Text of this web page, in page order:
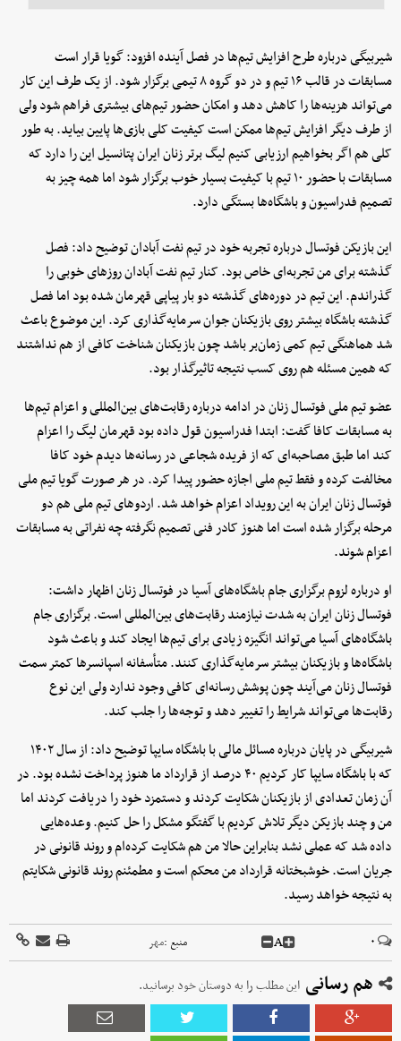
شیربیگی درباره طرح افزایش تیم‌ها در فصل آینده افزود: گویا قرار است
مسابقات در قالب ۱۶ تیم و در دو گروه ۸ تیمی برگزار شود. از یک طرف این کار
می‌تواند هزینه‌ها را کاهش دهد و امکان حضور تیم‌های بیشتری فراهم شود ولی
از طرف دیگر افزایش تیم‌ها ممکن است کیفیت کلی بازی‌ها پایین بیاید. به طور
کلی هم اگر بخواهیم ارزیابی کنیم لیگ برتر زنان ایران پتانسیل این را دارد که
مسابقات با حضور ۱۰ تیم با کیفیت بسیار خوب برگزار شود اما همه چیز به
تصمیم فدراسیون و باشگاه‌ها بستگی دارد.
این بازیکن فوتسال درباره تجربه خود در تیم نفت آبادان توضیح داد: فصل
گذشته برای من تجربه‌ای خاص بود. کنار تیم نفت آبادان روزهای خوبی را
گذراندم. این تیم در دوره‌های گذشته دو بار پیاپی قهرمان شده بود اما فصل
گذشته باشگاه بیشتر روی بازیکنان جوان سرمایه‌گذاری کرد. این موضوع باعث
شد هماهنگی تیم کمی زمان‌بر باشد چون بازیکنان شناخت کافی از هم نداشتند
که همین مسئله هم روی کسب نتیجه تاثیرگذار بود.
عضو تیم ملی فوتسال زنان در ادامه درباره رقابت‌های بین‌المللی و اعزام تیم‌ها
به مسابقات کافا گفت: ابتدا فدراسیون قول داده بود قهرمان لیگ را اعزام
کند اما طبق مصاحبه‌ای که از فریده شجاعی در رسانه‌ها دیدم خود کافا
مخالفت کرده و فقط تیم ملی اجازه حضور پیدا کرد. در هر صورت گویا تیم ملی
فوتسال زنان ایران به این رویداد اعزام خواهد شد. اردوهای تیم ملی هم دو
مرحله برگزار شده است اما هنوز کادر فنی تصمیم نگرفته چه نفراتی به مسابقات
اعزام شوند.
او درباره لزوم برگزاری جام باشگاه‌های آسیا در فوتسال زنان اظهار داشت:
فوتسال زنان ایران به شدت نیازمند رقابت‌های بین‌المللی است. برگزاری جام
باشگاه‌های آسیا می‌تواند انگیزه زیادی برای تیم‌ها ایجاد کند و باعث شود
باشگاه‌ها و بازیکنان بیشتر سرمایه‌گذاری کنند. متأسفانه اسپانسرها کمتر سمت
فوتسال زنان می‌آیند چون پوشش رسانه‌ای کافی وجود ندارد ولی این نوع
رقابت‌ها می‌تواند شرایط را تغییر دهد و توجه‌ها را جلب کند.
شیربیگی در پایان درباره مسائل مالی با باشگاه سایپا توضیح داد: از سال ۱۴۰۲
که با باشگاه سایپا کار کردیم ۴۰ درصد از قرارداد ما هنوز پرداخت نشده بود. در
آن زمان تعدادی از بازیکنان شکایت کردند و دستمزد خود را دریافت کردند اما
من و چند بازیکن دیگر تلاش کردیم با گفتگو مشکل را حل کنیم. وعده‌هایی
داده شد که عملی نشد بنابراین حالا من هم شکایت کرده‌ام و روند قانونی در
جریان است. خوشبختانه قرارداد من محکم است و مطمئنم روند قانونی شکایتم
به نتیجه خواهد رسید.
۰ A منبع :مهر
هم رسانی این مطلب را به دوستان خود برسانید.